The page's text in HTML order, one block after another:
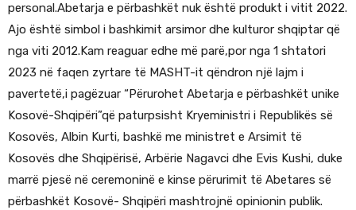
personal.Abetarja e përbashkët nuk është produkt i vitit 2022.
Ajo është simbol i bashkimit arsimor dhe kulturor shqiptar që
nga viti 2012.Kam reaguar edhe më parë,por nga 1 shtatori
2023 në faqen zyrtare të MASHT-it qëndron një lajm i
pavertetë,i pagëzuar “Përurohet Abetarja e përbashkët unike
Kosovë-Shqipëri”që paturpsisht Kryeministri i Republikës së
Kosovës, Albin Kurti, bashkë me ministret e Arsimit të
Kosovës dhe Shqipërisë, Arbërie Nagavci dhe Evis Kushi, duke
marrë pjesë në ceremoninë e kinse përurimit të Abetares së
përbashkët Kosovë- Shqipëri mashtrojnë opinionin publik.